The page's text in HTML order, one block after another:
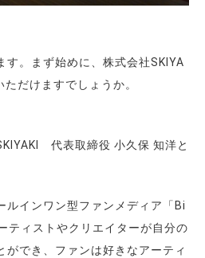
す。まず始めに、株式会社SKIYA
だけますでしょうか。
代表取締役 小久保 知洋と
ルインワン型ファンメディア「Bi
ティストやクリエイターが自分の
ができ、ファンは好きなアーティ